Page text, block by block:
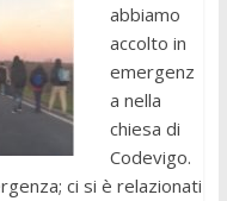
abbiamo
accolto in
emergenz
a nella
chiesa di
Codevigo.
ci si è relazionati